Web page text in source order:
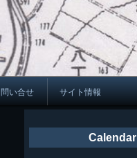
問い合せ サイト情報
Calendar